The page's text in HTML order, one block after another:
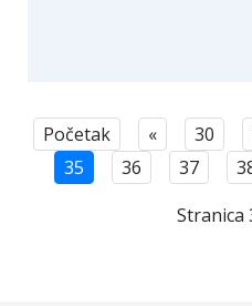
Početak « 30
35
36 37
Stranica